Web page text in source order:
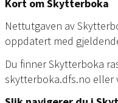
Kort om Skytterboka
Nettutgaven av
oppdatert med
Du finner Skytterboka
skytterboka.dfs.no eller